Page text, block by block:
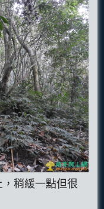
稍緩一點但很